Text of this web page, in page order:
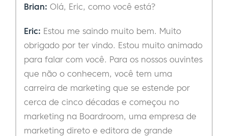
Brian: Olá, Eric, como você está?
Eric: Estou me saindo muito bem. Muito
obrigado por ter vindo. Estou muito animado
para falar com você. Para os nossos ouvintes
que não o conhecem, você tem uma
carreira de marketing que se estende por
cerca de cinco décadas e começou no
marketing na Boardroom, uma empresa de
marketing direto e editora de grande